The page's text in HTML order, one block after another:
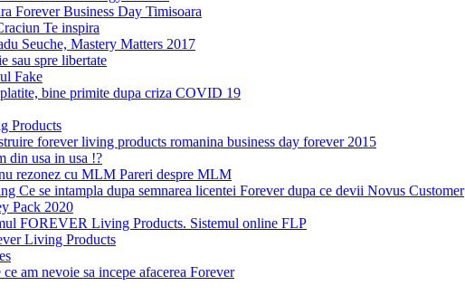
Forever Business Day Timisoara
Te inspira
Seuche, Mastery Matters 2017
sau spre libertate
Fake
bine primite dupa criza COVID 19
Products
forever living products romanina business day forever 2015
din usa in usa !?
rezonez cu MLM Pareri despre MLM
Ce se intampla dupa semnarea licentei Forever dupa ce devii Novus Customer
Pack 2020
FOREVER Living Products. Sistemul online FLP
Living Products
am nevoie sa incepe afacerea Forever